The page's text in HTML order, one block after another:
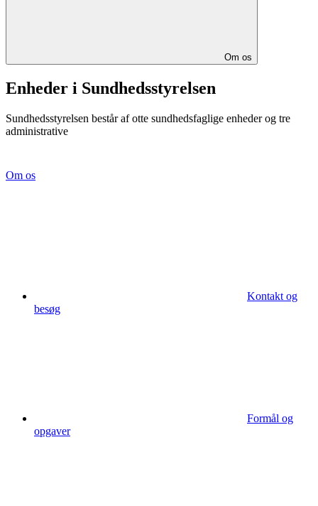
Om os
Enheder i Sundhedsstyrelsen
Sundhedsstyrelsen består af otte sundhedsfaglige enheder og tre
administrative
Om os
Kontakt og
besøg
Formål og
opgaver